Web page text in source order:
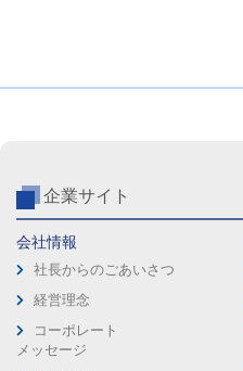
企業サイト
会社情報
社長からのごあいさつ
経営理念
コーポレート
メッセージ